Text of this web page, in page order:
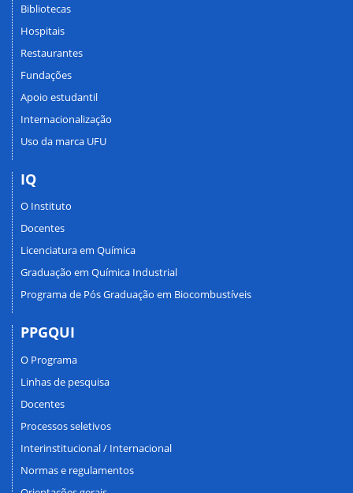
Bibliotecas
Hospitais
Restaurantes
Fundações
Apoio estudantil
Internacionalização
Uso da marca UFU
IQ
O Instituto
Docentes
Licenciatura em Química
Graduação em Química Industrial
Programa de Pós Graduação em Biocombustíveis
PPGQUI
O Programa
Linhas de pesquisa
Docentes
Processos seletivos
Interinstitucional / Internacional
Normas e regulamentos